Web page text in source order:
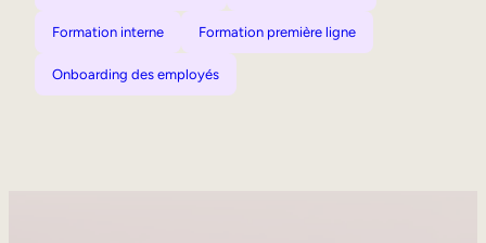
Formation interne Formation première ligne
Onboarding des employés